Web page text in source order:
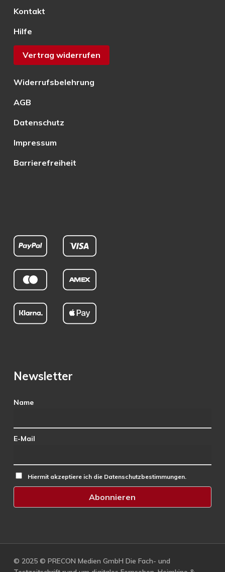
Kontakt
Hilfe
Vertrag widerrufen
Widerrufsbelehrung
AGB
Datenschutz
Impressum
Barrierefreiheit
Newsletter
Name
E-Mail
Hiermit akzeptiere ich die Datenschutzbestimmungen.
© 2025 © PRECON Medien GmbH Die Fach- und